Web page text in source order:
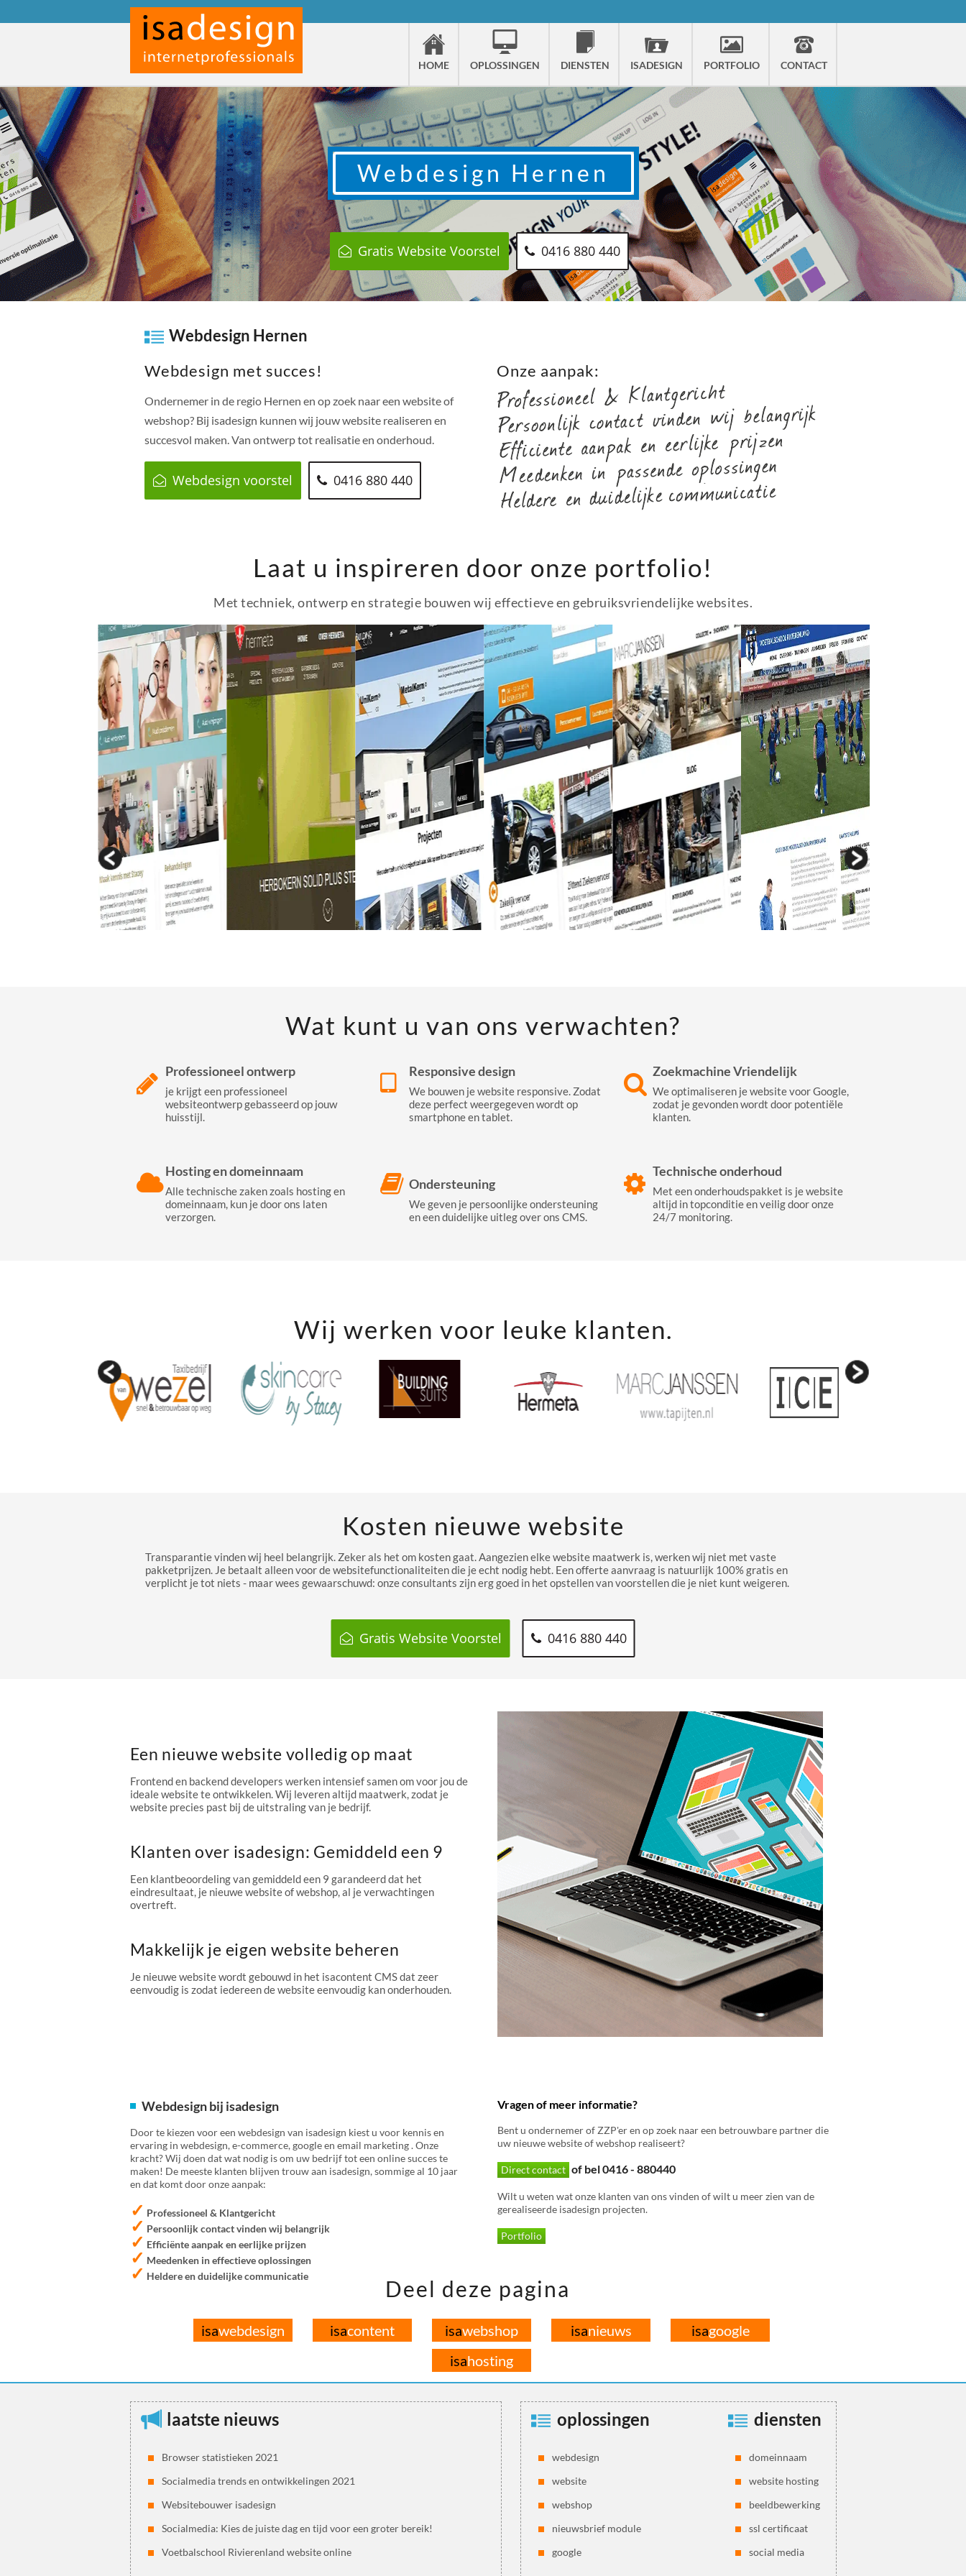
HOME OPLOSSINGEN DIENSTEN ISADESIGN PORTFOLIO CONTACT
Webdesign Hernen
Gratis Website Voorstel 0416 880 440
Webdesign Hernen
Webdesign met succes!
Ondernemer in de regio Hernen en op zoek naar een website of
webshop? Bij isadesign kunnen wij jouw website realiseren en
succesvol maken. Van ontwerp tot realisatie en onderhoud.
Webdesign voorstel 0416 880 440
Onze aanpak:
Laat u inspireren door onze portfolio!
Met techniek, ontwerp en strategie bouwen wij effectieve en gebruiksvriendelijke websites.
Wat kunt u van ons verwachten?
Professioneel ontwerp
je krijgt een professioneel
websiteontwerp gebasseerd op jouw
huisstijl.
Responsive design
We bouwen je website responsive. Zodat
deze perfect weergegeven wordt op
smartphone en tablet.
Zoekmachine Vriendelijk
We optimaliseren je website voor Google,
zodat je gevonden wordt door potentiële
klanten.
Hosting en domeinnaam
Alle technische zaken zoals hosting en
domeinnaam, kun je door ons laten
verzorgen.
Ondersteuning
We geven je persoonlijke ondersteuning
en een duidelijke uitleg over ons CMS.
Technische onderhoud
Met een onderhoudspakket is je website
altijd in topconditie en veilig door onze
24/7 monitoring.
Wij werken voor leuke klanten.
Kosten nieuwe website
Transparantie vinden wij heel belangrijk. Zeker als het om kosten gaat. Aangezien elke website maatwerk is, werken wij niet met vaste
pakketprijzen. Je betaalt alleen voor de websitefunctionaliteiten die je echt nodig hebt. Een offerte aanvraag is natuurlijk 100% gratis en
verplicht je tot niets - maar wees gewaarschuwd: onze consultants zijn erg goed in het opstellen van voorstellen die je niet kunt weigeren.
Gratis Website Voorstel 0416 880 440
Een nieuwe website volledig op maat
Frontend en backend developers werken intensief samen om voor jou de
ideale website te ontwikkelen. Wij leveren altijd maatwerk, zodat je
website precies past bij de uitstraling van je bedrijf.
Klanten over isadesign: Gemiddeld een 9
Een klantbeoordeling van gemiddeld een 9 garandeerd dat het
eindresultaat, je nieuwe website of webshop, al je verwachtingen
overtreft.
Makkelijk je eigen website beheren
Je nieuwe website wordt gebouwd in het isacontent CMS dat zeer
eenvoudig is zodat iedereen de website eenvoudig kan onderhouden.
Webdesign bij isadesign
Door te kiezen voor een webdesign van isadesign kiest u voor kennis en
ervaring in webdesign, e-commerce, google en email marketing . Onze
kracht? Wij doen dat wat nodig is om uw bedrijf tot een online succes te
maken! De meeste klanten blijven trouw aan isadesign, sommige al 10 jaar
en dat komt door onze aanpak:
✓ Professioneel & Klantgericht
✓ Persoonlijk contact vinden wij belangrijk
✓ Efficiënte aanpak en eerlijke prijzen
✓ Meedenken in effectieve oplossingen
✓ Heldere en duidelijke communicatie
Vragen of meer informatie?
Bent u ondernemer of ZZP'er en op zoek naar een betrouwbare partner die
uw nieuwe website of webshop realiseert?
Direct contact of bel 0416 - 880440
Wilt u weten wat onze klanten van ons vinden of wilt u meer zien van de
gerealiseerde isadesign projecten.
Portfolio
Deel deze pagina
isawebdesign isacontent isawebshop isanieuws isagoogle
isahosting
laatste nieuws
Browser statistieken 2021
Socialmedia trends en ontwikkelingen 2021
Websitebouwer isadesign
Socialmedia: Kies de juiste dag en tijd voor een groter bereik!
Voetbalschool Rivierenland website online
oplossingen
webdesign
website
webshop
nieuwsbrief module
google
diensten
domeinnaam
website hosting
beeldbewerking
ssl certificaat
social media